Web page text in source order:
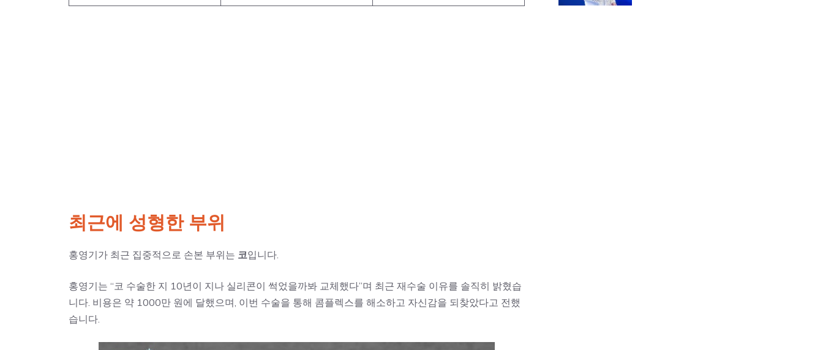
최근에 성형한 부위
홍영기가 최근 집중적으로 손본 부위는 코입니다.
홍영기는 “코 수술한 지 10년이 지나 실리콘이 썩었을까봐 교체했다”며 최근 재수술 이유를 솔직히 밝혔습
니다. 비용은 약 1000만 원에 달했으며, 이번 수술을 통해 콤플렉스를 해소하고 자신감을 되찾았다고 전했
습니다.